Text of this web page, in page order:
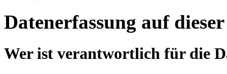
Datenerfassung auf
Wer ist verantwortlich für die